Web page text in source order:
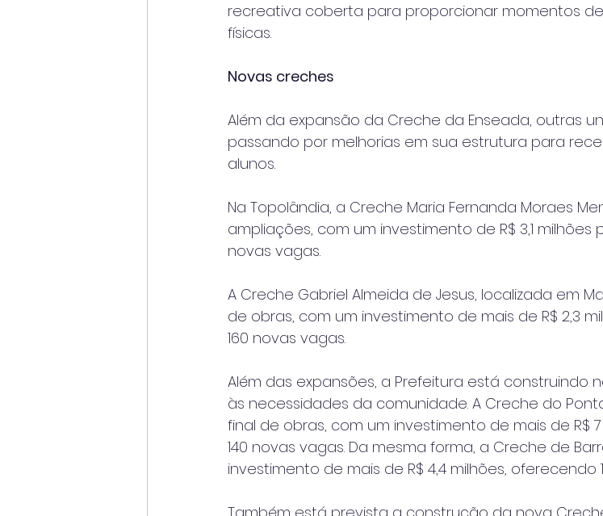
recreativa coberta para proporcionar momentos
físicas.
Novas creches
Além da expansão da Creche da Enseada, outras
passando por melhorias em sua estrutura para
alunos.
Na Topolândia, a Creche Maria Fernanda Moraes
ampliações, com um investimento de R$ 3,1
novas vagas.
A Creche Gabriel Almeida de Jesus, localizada em
de obras, com um investimento de mais de R$ 2,3
160 novas vagas.
Além das expansões, a Prefeitura está construindo
às necessidades da comunidade. A Creche do
final de obras, com um investimento de mais de R$
140 novas vagas. Da mesma forma, a Creche de
investimento de mais de R$ 4,4 milhões, oferecendo